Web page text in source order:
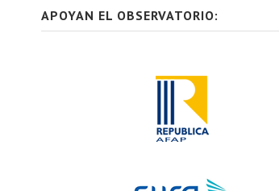
APOYAN EL OBSERVATORIO: